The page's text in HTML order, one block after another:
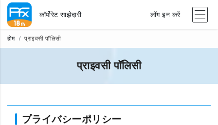
कॉर्पोरेट साझेदारी लॉग इन करें
होम प्राइवसी पॉलिसी
प्राइवसी पॉलिसी
プライバシーポリシー